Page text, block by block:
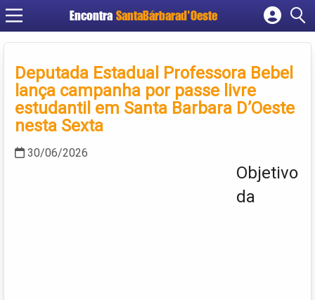
Encontra SantaBárbarad'Oeste
Cadastrar empresa
Criar conta
Deputada Estadual Professora Bebel
lança campanha por passe livre
estudantil em Santa Barbara D’Oeste
nesta Sexta
30/06/2026
Objetivo
da